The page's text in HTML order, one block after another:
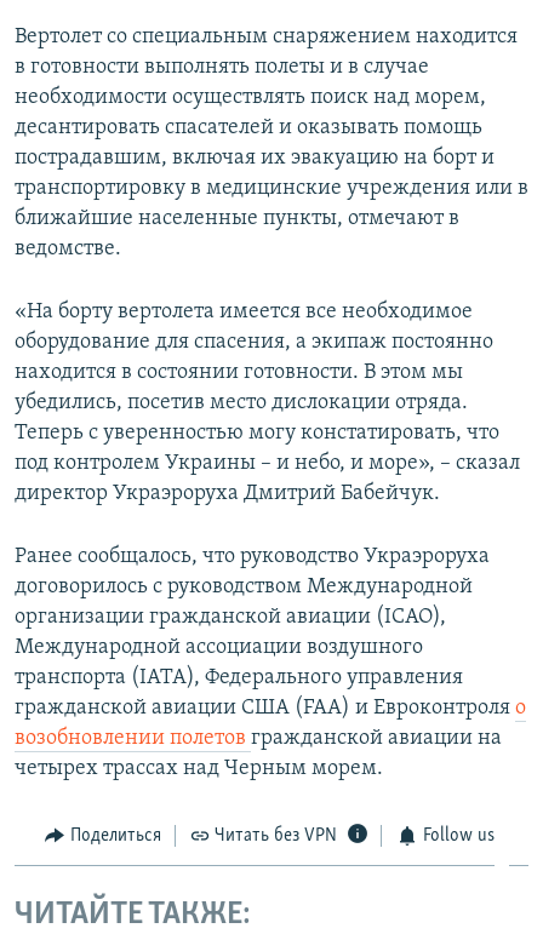
Вертолет со специальным снаряжением находится
в готовности выполнять полеты и в случае
необходимости осуществлять поиск над морем,
десантировать спасателей и оказывать помощь
пострадавшим, включая их эвакуацию на борт и
транспортировку в медицинские учреждения или в
ближайшие населенные пункты, отмечают в
ведомстве.
«На борту вертолета имеется все необходимое
оборудование для спасения, а экипаж постоянно
находится в состоянии готовности. В этом мы
убедились, посетив место дислокации отряда.
Теперь с уверенностью могу констатировать, что
под контролем Украины – и небо, и море», – сказал
директор Украэроруха Дмитрий Бабейчук.
Ранее сообщалось, что руководство Украэроруха
договорилось с руководством Международной
организации гражданской авиации (IСАО),
Международной ассоциации воздушного
транспорта (IАТА), Федерального управления
гражданской авиации США (FAA) и Евроконтроля о
возобновлении полетов гражданской авиации на
четырех трассах над Черным морем.
Поделиться Читать без VPN Follow us
ЧИТАЙТЕ ТАКЖЕ: